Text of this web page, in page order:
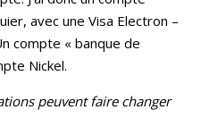
avec une Visa Electron –
compte « banque de
Nickel.
peuvent faire changer